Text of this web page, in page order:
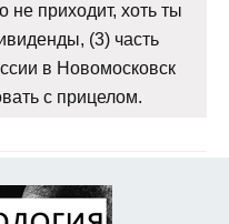
не приходит, хоть ты
(3) часть
в Новомосковск
с прицелом.